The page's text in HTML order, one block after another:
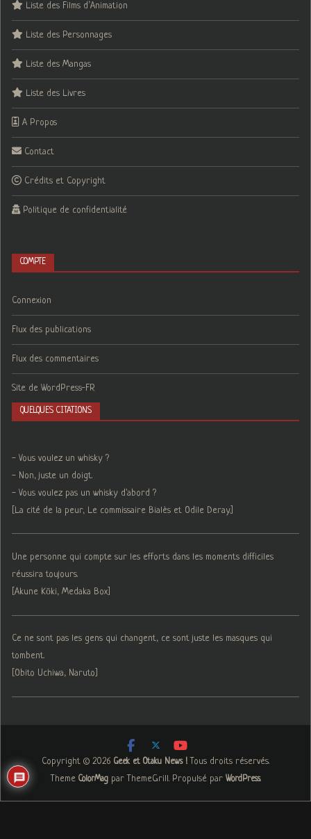
Liste des Films d’Animation
Liste des Personnages
Liste des Mangas
Liste des Livres
A Propos
Contact
Crédits et Copyright
Politique de confidentialité
COMPTE
Connexion
Flux des publications
Flux des commentaires
Site de WordPress-FR
QUELQUES CITATIONS
- Vous voulez un whisky ?
- Non, juste un doigt.
- Vous voulez pas un whisky d'abord ?
[La cité de la peur, Le commissaire Bialès et Odile Deray.]
Une personne qui compte sur les efforts dans les moments difficiles
réussira toujours.
[Akune Kōki, Medaka Box]
Ce ne sont pas les gens qui changent, ce sont juste les masques qui
tombent.
[Obito Uchiwa, Naruto]
Copyright © 2026 Geek et Otaku News !. Tous droits réservés.
Theme ColorMagpar ThemeGrill. Propulsé par WordPress.